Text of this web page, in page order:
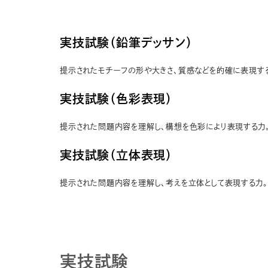
実技試験（鉛筆デッサン）
提示されたモチーフの形や大きさ、質感などを的確に表現する
実技試験（色彩表現）
提示された問題内容を理解し、構想を色彩により表現する力。
実技試験（立体表現）
提示された問題内容を理解し、考えを立体として表現する力。
実技試験